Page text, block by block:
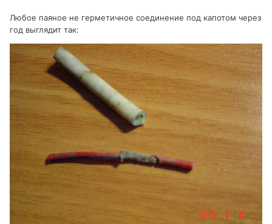
Любое паяное не герметичное соединение под капотом через
год выглядит так: